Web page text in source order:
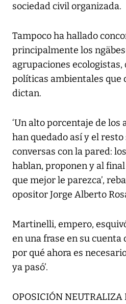
sociedad civil organizada.
Tampoco ha hallado
principalmente los
agrupaciones
políticas ambientales que
dictan.
‘Un alto porcentaje de los
han quedado así y el
conversas con la pared:
hablan, proponen y al
que mejor le parezca’,
opositor Jorge Alberto
Martinelli, empero,
en una frase en su
por qué ahora es
ya pasó’.
OPOSICIÓN NEUTRALIZA